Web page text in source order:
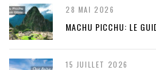
28 MAI 2026
MACHU PICCHU: LE
15 JUILLET 2026